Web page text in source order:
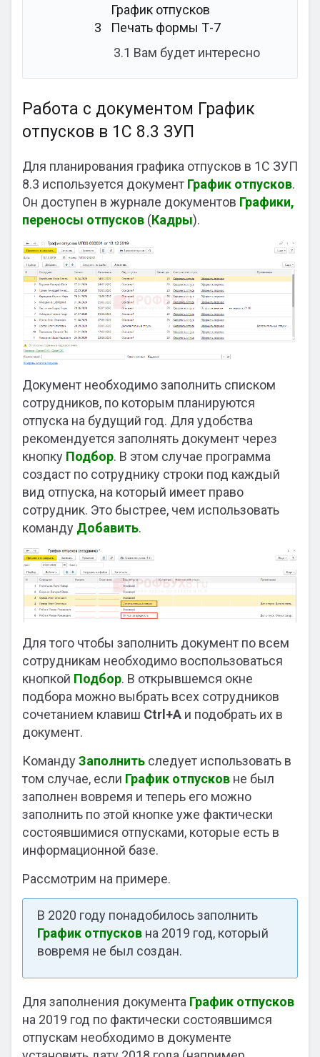
График отпусков
3
Печать формы Т-7
3.1 Вам будет интересно
Работа с документом График
отпусков в 1С 8.3 ЗУП
Для планирования графика отпусков в 1С ЗУП
8.3 используется документ График отпусков.
Он доступен в журнале документов Графики,
переносы отпусков (Кадры).
Документ необходимо заполнить списком
сотрудников, по которым планируются
отпуска на будущий год. Для удобства
рекомендуется заполнять документ через
кнопку Подбор. В этом случае программа
создаст по сотруднику строки под каждый
вид отпуска, на который имеет право
сотрудник. Это быстрее, чем использовать
команду Добавить.
Для того чтобы заполнить документ по всем
сотрудникам необходимо воспользоваться
кнопкой Подбор. В открывшемся окне
подбора можно выбрать всех сотрудников
сочетанием клавиш Ctrl+A и подобрать их в
документ.
КомандуЗаполнить следует использовать в
том случае, если График отпусков не был
заполнен вовремя и теперь его можно
заполнить по этой кнопке уже фактически
состоявшимися отпусками, которые есть в
информационной базе.
Рассмотрим на примере.
В 2020 году понадобилось заполнить
График отпусков на 2019 год, который
вовремя не был создан.
Для заполнения документа График отпусков
на 2019 год по фактически состоявшимся
отпускам необходимо в документе